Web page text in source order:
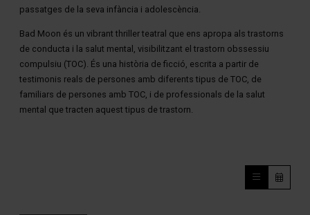
passatges de la seva infància i adolescència.
Bad Moon és un vibrant thriller teatral que ens apropa als trastorns
de conducta i la salut mental, visibilitzant el trastorn obssessiu
compulsiu (TOC). És una història de ficció, escrita a partir de
testimonis reals de persones amb diferents tipus de TOC, de
familiars de persones amb TOC, i de professionals de la salut
mental que tracten aquest tipus de trastorn.